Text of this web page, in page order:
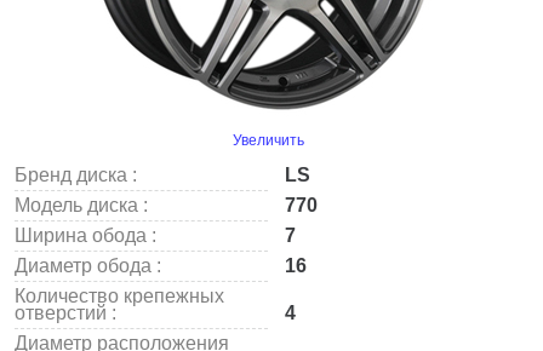
Увеличить
Бренд диска :
LS
Модель диска :
770
Ширина обода :
7
Диаметр обода :
16
Количество крепежных
отверстий :
4
Диаметр расположения